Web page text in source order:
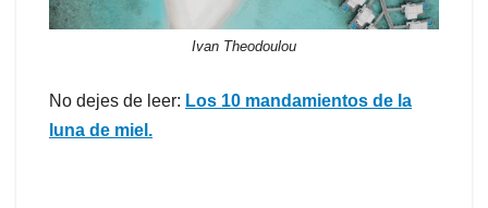
Ivan Theodoulou
No dejes de leer: Los 10 mandamientos de la
luna de miel.